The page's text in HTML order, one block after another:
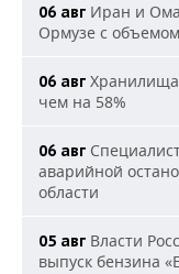
06 авг Иран и
Ормузе с
06 авг Хранилища
чем на 58%
06 авг
аварийной
области
05 авг Власти
выпуск бензина